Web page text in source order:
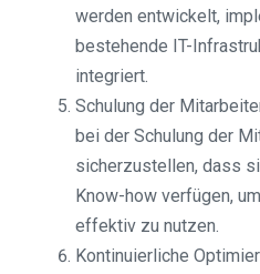
werden entwickelt,
bestehende IT-
integriert.
Schulung der
bei der Schulung der
sicherzustellen, dass
Know-how verfügen,
effektiv zu nutzen.
Kontinuierliche